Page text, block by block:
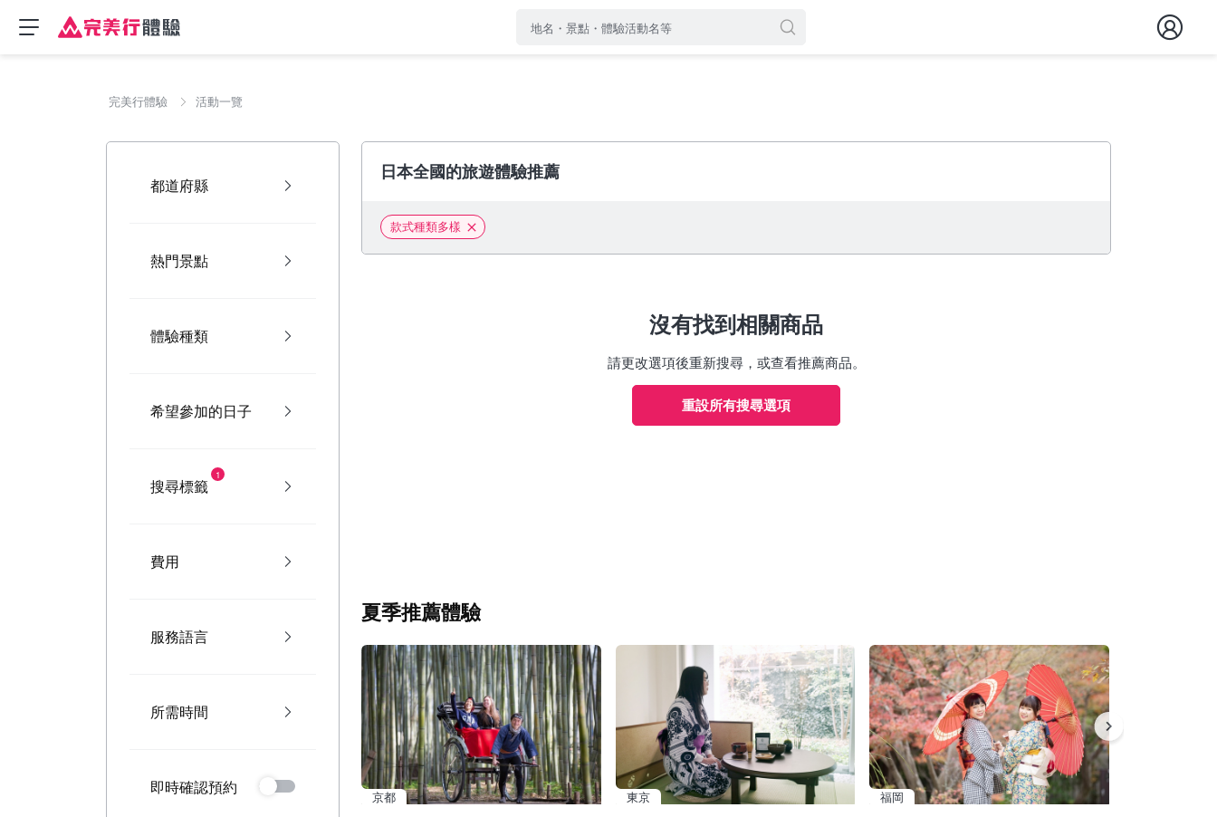
完美行體驗 活動一覽
都道府縣
熱門景點
體驗種類
希望參加的日子
搜尋標籤
1
費用
服務語言
所需時間
即時確認預約
日本全國的旅遊體驗推薦
款式種類多樣
沒有找到相關商品
請更改選項後重新搜尋，或查看推薦商品。
重設所有搜尋選項
夏季推薦體驗
京都 東京 福岡